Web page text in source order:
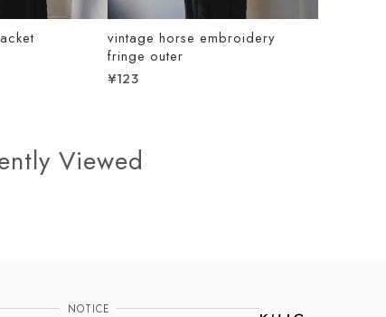
vintage horse embroidery
fringe outer
¥123
Viewed
NOTICE